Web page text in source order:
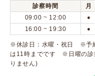
Calooペットとは？
口コミ投稿
診察時間 月
09:00 ~ 12:00
●
16:00 ~ 19:30 ●
※休診日：水曜・祝日 ※予
は11時までです ※日曜の診
りません)